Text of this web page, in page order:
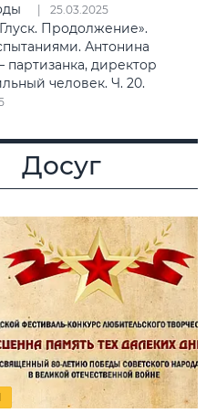
25.03.2025
Продолжение».
Антонина
партизанка, директор
человек. Ч. 20.
Досуг